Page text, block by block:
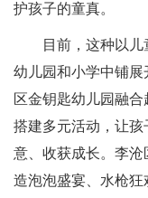
护孩子的童真。
目前，这种以
幼儿园和小学中铺
区金钥匙幼儿园融
搭建多元活动，让孩
意、收获成长。李
造泡泡盛宴、水枪